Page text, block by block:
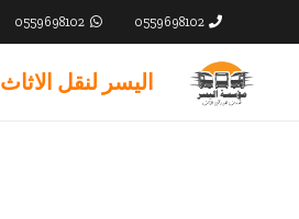
0559698102
0559698102
اليسر لنقل الاثاث